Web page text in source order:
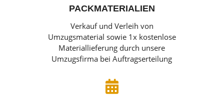
PACKMATERIALIEN
Verkauf und Verleih von
Umzugsmaterial sowie 1x kostenlose
Materiallieferung durch unsere
Umzugsfirma bei Auftragserteilung
